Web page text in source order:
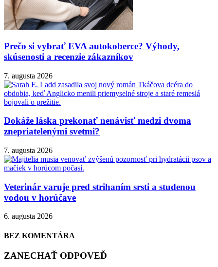
Prečo si vybrať EVA autokoberce? Výhody,
skúsenosti a recenzie zákazníkov
7. augusta 2026
Dokáže láska prekonať nenávisť medzi dvoma
znepriatelenými svetmi?
7. augusta 2026
Veterinár varuje pred strihaním srsti a studenou
vodou v horúčave
6. augusta 2026
BEZ KOMENTÁRA
ZANECHAŤ ODPOVEĎ